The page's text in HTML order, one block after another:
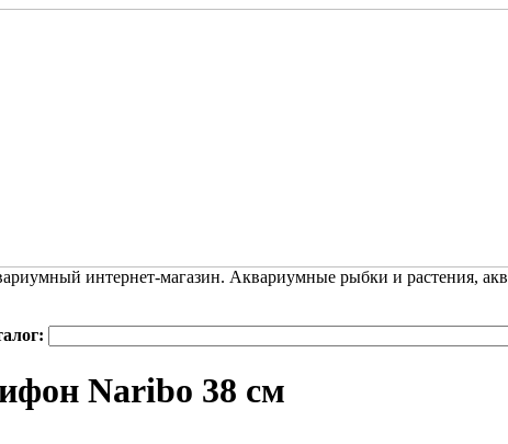
интернет-магазин. Аквариумные рыбки и растения,
Naribo 38 см